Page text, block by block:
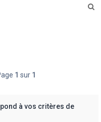
1 sur 1
à vos critères de